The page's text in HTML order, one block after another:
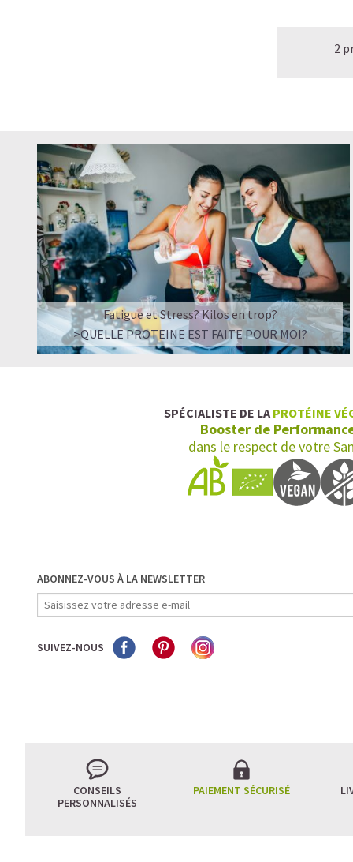
2
Fatigue et Stress? Kilos en trop?
>QUELLE PROTEINE EST FAITE POUR MOI?
SPÉCIALISTE DE LA PROTÉINE
Booster de
dans le respect de votre
ABONNEZ-VOUS À LA NEWSLETTER
SUIVEZ-NOUS
CONSEILS
PERSONNALISÉS
PAIEMENT SÉCURISÉ